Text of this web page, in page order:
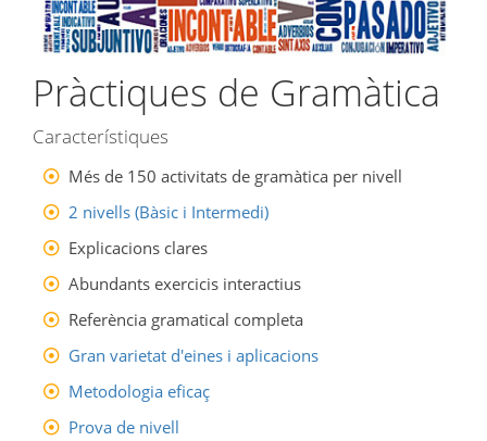
Pràctiques de Gramàtica
Característiques
Més de 150 activitats de gramàtica per nivell
2 nivells (Bàsic i Intermedi)
Explicacions clares
Abundants exercicis interactius
Referència gramatical completa
Gran varietat d'eines i aplicacions
Metodologia eficaç
Prova de nivell